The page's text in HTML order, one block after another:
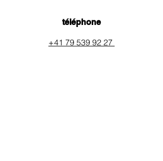
téléphone
+41 79 539 92 27